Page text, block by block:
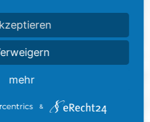
verlässt
mehr
&